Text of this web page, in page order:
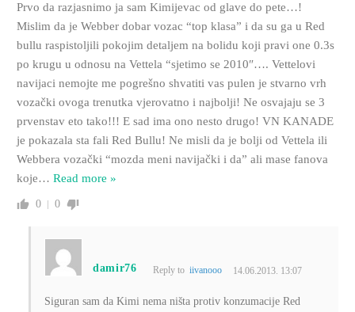
Prvo da razjasnimo ja sam Kimijevac od glave do pete…!
Mislim da je Webber dobar vozac “top klasa” i da su ga u Red
bullu raspistoljili pokojim detaljem na bolidu koji pravi one 0.3s
po krugu u odnosu na Vettela “sjetimo se 2010″…. Vettelovi
navijaci nemojte me pogrešno shvatiti vas pulen je stvarno vrh
vozački ovoga trenutka vjerovatno i najbolji! Ne osvajaju se 3
prvenstav eto tako!!! E sad ima ono nesto drugo! VN KANADE
je pokazala sta fali Red Bullu! Ne misli da je bolji od Vettela ili
Webbera vozački “mozda meni navijački i da” ali mase fanova
koje… Read more »
0 0
damir76 Reply to iivanooo 14.06.2013. 13:07
Siguran sam da Kimi nema ništa protiv konzumacije Red